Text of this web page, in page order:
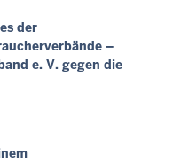
Schloß Neuhaus
(Einfamilenhaus und
der
–
e. V. gegen die